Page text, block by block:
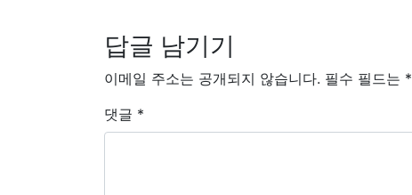
답글 남기기
이메일 주소는 공개되지 않습니다. 필수 필드는 *
댓글 *